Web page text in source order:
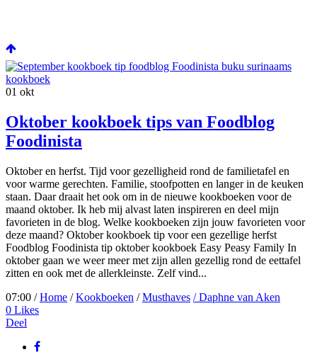
01 okt
Oktober kookboek tips van Foodblog
Foodinista
Oktober en herfst. Tijd voor gezelligheid rond de familietafel en
voor warme gerechten. Familie, stoofpotten en langer in de keuken
staan. Daar draait het ook om in de nieuwe kookboeken voor de
maand oktober. Ik heb mij alvast laten inspireren en deel mijn
favorieten in de blog. Welke kookboeken zijn jouw favorieten voor
deze maand? Oktober kookboek tip voor een gezellige herfst
Foodblog Foodinista tip oktober kookboek Easy Peasy Family In
oktober gaan we weer meer met zijn allen gezellig rond de eettafel
zitten en ook met de allerkleinste. Zelf vind...
07:00 /Home /Kookboeken /Musthaves / Daphne van Aken
0 Likes
Deel